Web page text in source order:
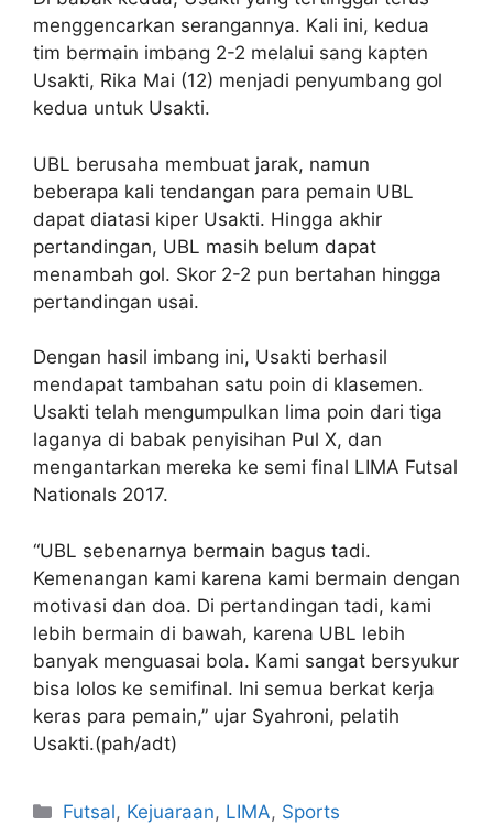
menggencarkan serangannya. Kali ini, kedua
tim bermain imbang 2-2 melalui sang kapten
Usakti, Rika Mai (12) menjadi penyumbang gol
kedua untuk Usakti.
UBL berusaha membuat jarak, namun
beberapa kali tendangan para pemain UBL
dapat diatasi kiper Usakti. Hingga akhir
pertandingan, UBL masih belum dapat
menambah gol. Skor 2-2 pun bertahan hingga
pertandingan usai.
Dengan hasil imbang ini, Usakti berhasil
mendapat tambahan satu poin di klasemen.
Usakti telah mengumpulkan lima poin dari tiga
laganya di babak penyisihan Pul X, dan
mengantarkan mereka ke semi final LIMA Futsal
Nationals 2017.
“UBL sebenarnya bermain bagus tadi.
Kemenangan kami karena kami bermain dengan
motivasi dan doa. Di pertandingan tadi, kami
lebih bermain di bawah, karena UBL lebih
banyak menguasai bola. Kami sangat bersyukur
bisa lolos ke semifinal. Ini semua berkat kerja
keras para pemain,” ujar Syahroni, pelatih
Usakti.(pah/adt)
Futsal, Kejuaraan, LIMA, Sports